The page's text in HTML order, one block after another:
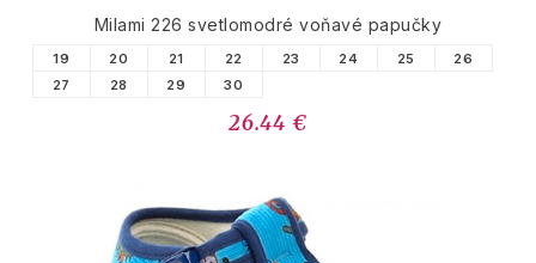
Milami 226 svetlomodré voňavé papučky
19 20 21 22 23 24 25
26
27
28 29 30
26.44 €